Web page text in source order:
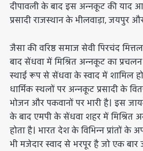
दीपावली के बाद इस अन्नकूट की याद
प्रसादी राजस्थान के भीलवाड़ा, जयपुर
जैसा की वरिष्ठ समाज सेवी पिरचंद
बाद सेंधवा में मिश्रित अन्नकूट का
स्थाई रूप से सेंधवा के स्वाद में शामिल
धार्मिक स्थलों पर अन्नकूट प्रसादी के
भोजन और पकवानों पर भारी है। इस
के बाद एमपी के सेंधवा शहर में मिश्रित
होता है। भारत देश के विभिन्न प्रांतों
भी मजेदार स्वाद से भरपूर है जो एक बार